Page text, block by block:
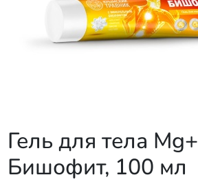
Гель для тела Mg+
Бишофит, 100 мл